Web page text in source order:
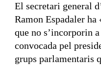
El secretari general
Ramon Espadaler
que no s’incorporin
convocada pel
grups parlamentaris